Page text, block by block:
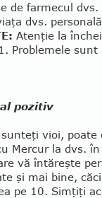
de farmecul
dvs.
Atenţie la
Pro­ble­mele
pozitiv
sunteţi vioi, poate
Mercur la dvs.
vă întăreşte
şi mai bine,
pe 10. Simţiţi